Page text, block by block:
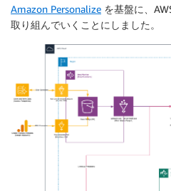
Amazon Personalize を基盤に、
取り組んでいくことにしました。